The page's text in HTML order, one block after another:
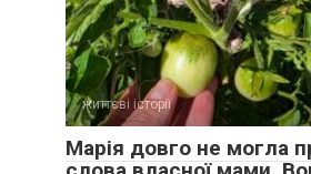
життєві історії
Марія довго не могла